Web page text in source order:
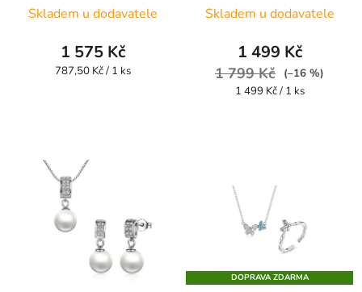
hodnocení
produktu
je
Skladem u dodavatele
1 575 Kč
Měrná
787,50 Kč / 1 ks
Skladem u dodavatele
1 499 Kč
1 799 Kč
(–16 %)
Měrná
1 499 Kč / 1 ks
DOPRAVA ZDARMA